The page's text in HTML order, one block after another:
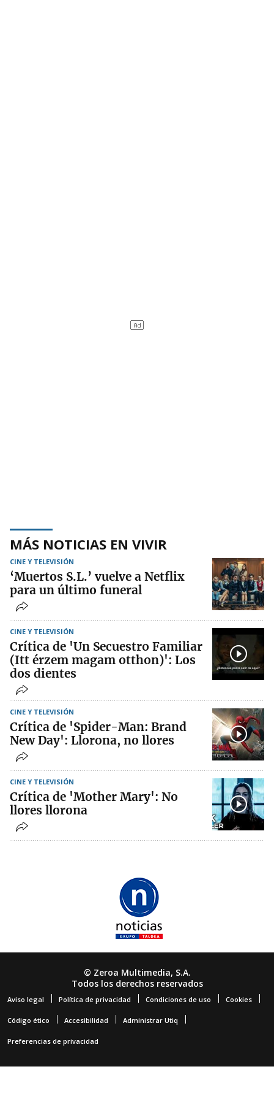
MÁS NOTICIAS EN VIVIR
CINE Y TELEVISIÓN
‘Muertos S.L.’ vuelve a Netflix
para un último funeral
CINE Y TELEVISIÓN
Crítica de 'Un Secuestro Familiar
(Itt érzem magam otthon)': Los
dos dientes
CINE Y TELEVISIÓN
Crítica de 'Spider-Man: Brand
New Day': Llorona, no llores
CINE Y TELEVISIÓN
Crítica de 'Mother Mary': No
llores llorona
© Zeroa Multimedia, S.A.
Todos los derechos reservados
Aviso legal Política de privacidad Condiciones de uso Cookies
Código ético Accesibilidad Administrar Utiq
Preferencias de privacidad